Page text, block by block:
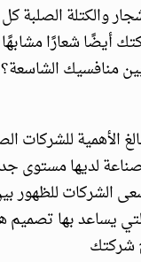
والكتلة الصلبة
أيضًا شعارًا
منافسيك
الأهمية للشركات
لديها مستوى
الشركات للظهور
يساعد بها
شركتك